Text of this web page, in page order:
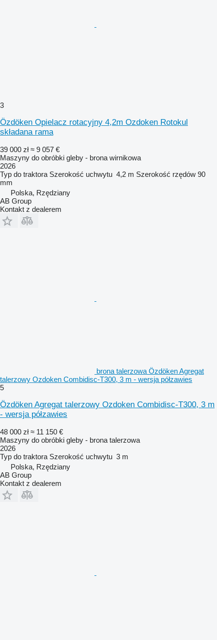
3
Özdöken Opielacz rotacyjny 4,2m Ozdoken Rotokul
składana rama
39 000 zł ≈ 9 057 €
Maszyny do obróbki gleby - brona wirnikowa
2026
Typ do traktora Szerokość uchwytu 4,2 m Szerokość rzędów 90
mm
Polska, Rzędziany
AB Group
Kontakt z dealerem
brona talerzowa Özdöken Agregat
talerzowy Ozdoken Combidisc-T300, 3 m - wersja półzawies
5
Özdöken Agregat talerzowy Ozdoken Combidisc-T300, 3 m
- wersja półzawies
48 000 zł ≈ 11 150 €
Maszyny do obróbki gleby - brona talerzowa
2026
Typ do traktora Szerokość uchwytu 3 m
Polska, Rzędziany
AB Group
Kontakt z dealerem